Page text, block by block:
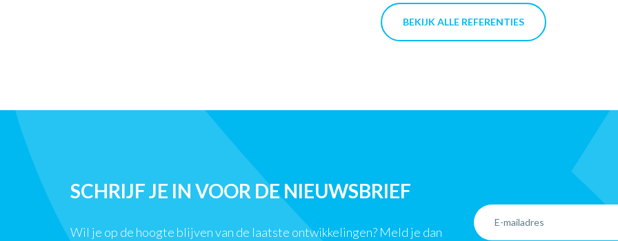
BEKIJK ALLE REFERENTIES
SCHRIJF JE IN VOOR DE NIEUWSBRIEF
Wil je op de hoogte blijven van de laatste ontwikkelingen? Meld je dan